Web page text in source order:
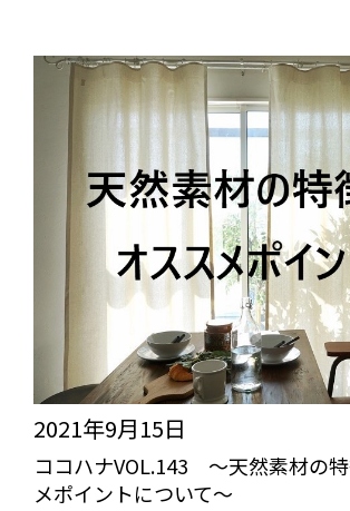
ナ
～
イ
レ
ギ
ュ
ラ
ー
縫
に
2021年9月15日
ココハナVOL.143 ～天然素材の
メポイントについて～